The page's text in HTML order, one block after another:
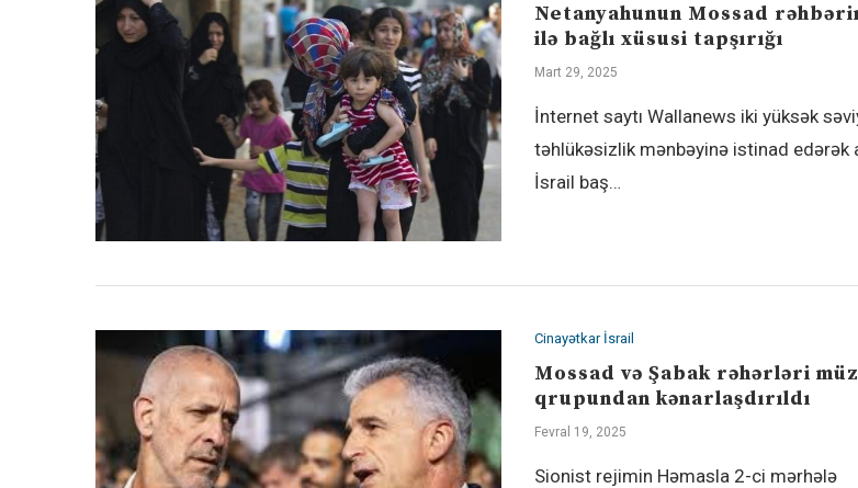
Netanyahunun Mossad
ilə bağlı xüsusi tapşırığı
Mart 29, 2025
İnternet saytı Wallanews iki yüksək
təhlükəsizlik mənbəyinə istinad edərək
İsrail baş…
Cinayətkar İsrail
Mossad və Şabak rəhərləri
qrupundan kənarlaşdırıldı
Fevral 19, 2025
Sionist rejimin Həmasla 2-ci mərhələ